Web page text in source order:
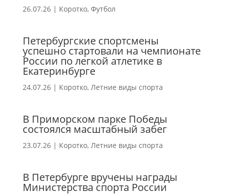
26.07.26| Коротко, Футбол
Петербургские спортсмены
успешно стартовали на чемпионате
России по легкой атлетике в
Екатеринбурге
24.07.26| Коротко, Летние виды спорта
В Приморском парке Победы
состоялся масштабный забег
23.07.26| Коротко, Летние виды спорта
В Петербурге вручены награды
Министерства спорта России